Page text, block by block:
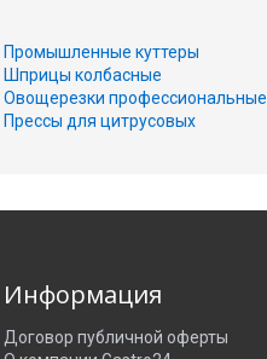
Промышленные куттеры
Шприцы колбасные
Овощерезки профессиональные
Прессы для цитрусовых
Информация
Договор публичной оферты